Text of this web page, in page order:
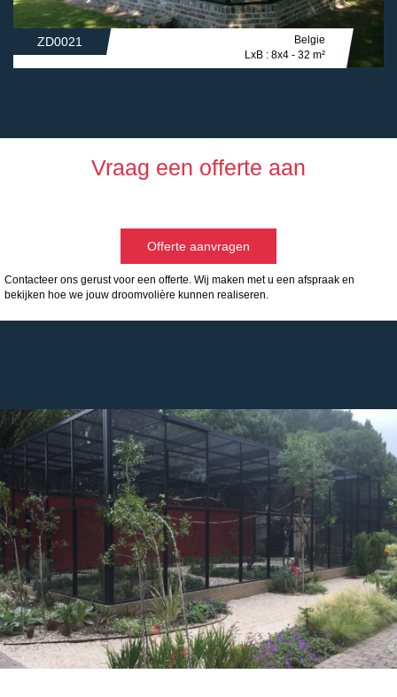
ZD0021
Belgie
LxB : 8x4 - 32 m²
Vraag een offerte aan
Offerte aanvragen
Contacteer ons gerust voor een offerte. Wij maken met u een afspraak en
bekijken hoe we jouw droomvolière kunnen realiseren.